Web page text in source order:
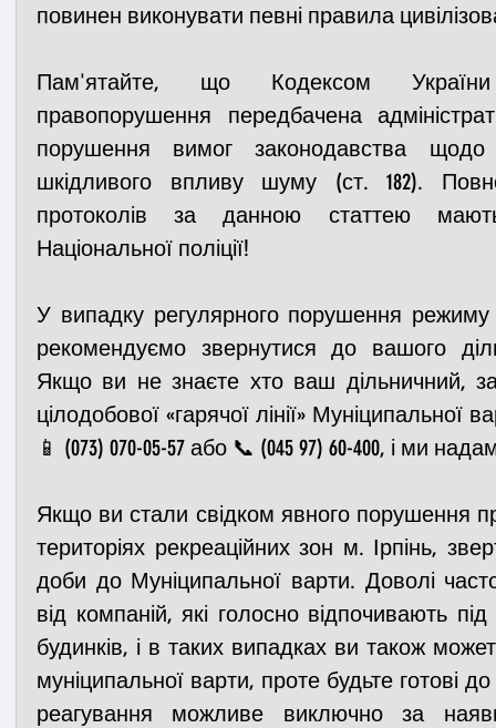
повинен виконувати певні правила
Пам'ятайте, що Кодексом України
правопорушення передбачена
порушення вимог законодавства
шкідливого впливу шуму (ст. 182).
протоколів за данною статтею
Національної поліції!
У випадку регулярного порушення
рекомендуємо звернутися до вашого
Якщо ви не знаєте хто ваш дільничний,
цілодобової «гарячої лінії» Муніципальної
Якщо ви стали свідком явного порушення
територіях рекреаційних зон м. Ірпінь,
доби до Муніципальної варти. Доволі
від компаній, які голосно відпочивають
будинків, і в таких випадках ви також
муніципальної варти, проте будьте готові
реагування можливе виключно за